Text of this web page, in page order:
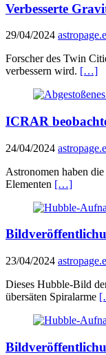
Verbesserte
29/04/2024
Forscher des Twin
verbessern wird. […]
ICRAR
24/04/2024
Astronomen haben
Elementen […]
23/04/2024
Dieses Hubble-Bild
übersäten Spiralarme